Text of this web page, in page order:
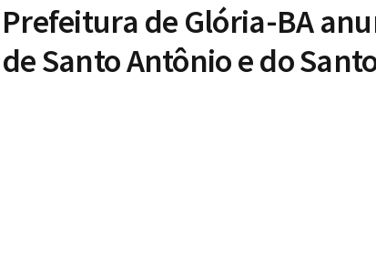
Prefeitura de Glória-BA
de Santo Antônio e do